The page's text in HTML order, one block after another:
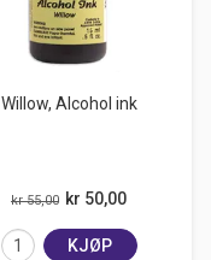
Willow, Alcohol ink
kr 55,00 kr 50,00
KJØP